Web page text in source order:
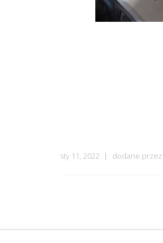
sty 11, 2022 dodane przez